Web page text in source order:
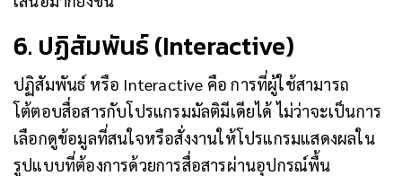
6. ปฏิสัมพันธ์ (Interactive)
ปฏิสัมพันธ์ หรือ Interactive คือ การที่ผู้ใช้สามารถ
โต้ตอบสื่อสารกับโปรแกรมมัลติมีเดียได้ ไม่ว่าจะเป็นการ
เลือกดูข้อมูลที่สนใจหรือสั่งงานให้โปรแกรมแสดงผลใน
รูปแบบที่ต้องการด้วยการสื่อสารผ่านอุปกรณ์พื้น